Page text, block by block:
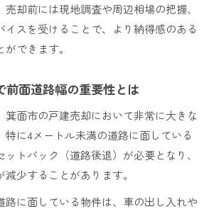
売却前には現地調査や周辺相場の把握、
イスを受けることで、より納得感のある
できます。
前面道路幅の重要性とは
箕面市の戸建売却において非常に大きな
特に4メートル未満の道路に面している
トバック（道路後退）が必要となり、
少することがあります。
路に面している物件は、車の出し入れや